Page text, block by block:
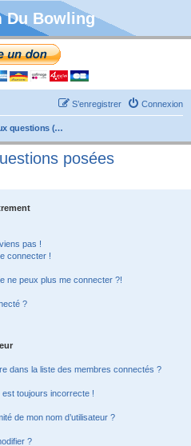
Du Bowling
Connexion
S’enregistrer
Foire aux questions (Questions posées fréquemment)
posées
pas !
connecter !
ne peux plus me connecter ?!
?
dans la liste des membres connectés ?
est toujours incorrecte !
de mon nom d’utilisateur ?
?